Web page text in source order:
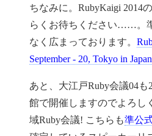
ちなみに。RubyKaigi 2014
らくお待ちください……。
なく広まっております。
September - 20, Tokyo in Japan
あと、大江戸Ruby会議04も
館で開催しますのでよろし
域Ruby会議! こちらも準公